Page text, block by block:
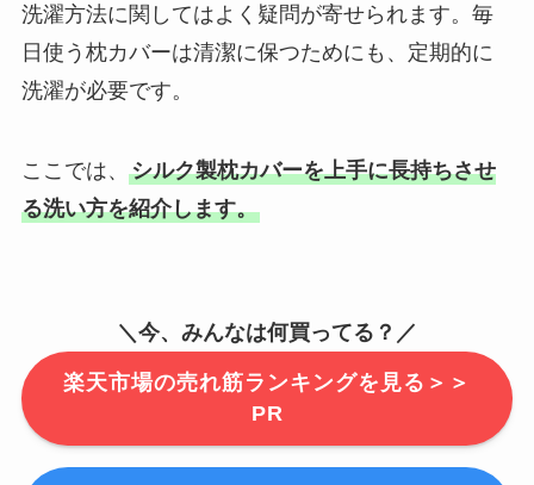
洗濯方法に関してはよく疑問が寄せられます。毎
日使う枕カバーは清潔に保つためにも、定期的に
洗濯が必要です。
ここでは、 シルク製枕カバーを上手に長持ちさせ
る洗い方を紹介します。
＼今、みんなは何買ってる？／
楽天市場の売れ筋ランキングを見る＞＞
PR